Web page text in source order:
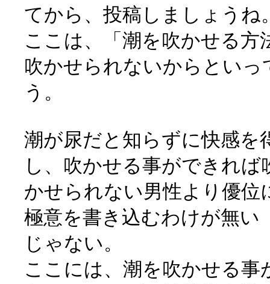
てから、投稿しましょうね
ここは、「潮を吹かせる
吹かせられないからとい
う。
潮が尿だと知らずに快感を
し、吹かせる事ができれば
かせられない男性より優
極意を書き込むわけが無い
じゃない。
ここには、潮を吹かせる